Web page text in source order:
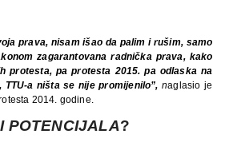
prava, nisam išao da palim i rušim, samo
zagarantovana radnička prava, kako
protesta, pa protesta 2015. pa odlaska na
TTU-a ništa se nije promijenilo”,naglasio je
2014. godine.
POTENCIJALA?